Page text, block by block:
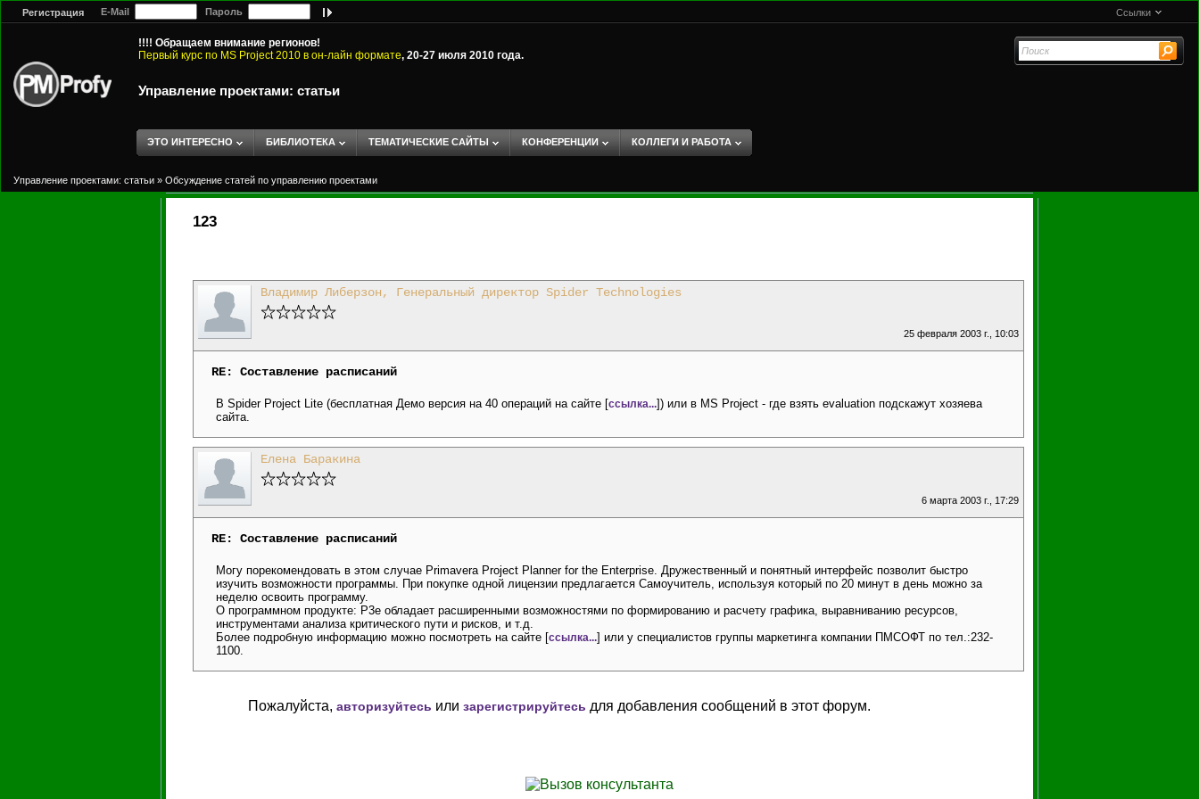
Регистрация E-Mail Пароль Ссылки
!!!! Обращаем внимание регионов!
Первый курс по MS Project 2010 в он-лайн формате, 20-27 июля 2010 года.
Управление проектами: статьи
ЭТО ИНТЕРЕСНО БИБЛИОТЕКА ТЕМАТИЧЕСКИЕ САЙТЫ КОНФЕРЕНЦИИ КОЛЛЕГИ И РАБОТА
Управление проектами: статьи » Обсуждение статей по управлению проектами
123
Владимир Либерзон, Генеральный директор Spider Technologies
25 февраля 2003 г., 10:03
RE: Составление расписаний
В Spider Project Lite (бесплатная Демо версия на 40 операций на сайте [ссылка...]) или в MS Project - где взять evaluation подскажут хозяева
сайта.
Елена Баракина
6 марта 2003 г., 17:29
RE: Составление расписаний
Могу порекомендовать в этом случае Primavera Project Planner for the Enterprise. Дружественный и понятный интерфейс позволит быстро
изучить возможности программы. При покупке одной лицензии предлагается Самоучитель, используя который по 20 минут в день можно за
неделю освоить программу.
О программном продукте: Р3е обладает расширенными возможностями по формированию и расчету графика, выравниванию ресурсов,
инструментами анализа критического пути и рисков, и т.д.
Более подробную информацию можно посмотреть на сайте [ссылка...] или у специалистов группы маркетинга компании ПМСОФТ по тел.:232-
1100.
Пожалуйста, авторизуйтесь или зарегистрируйтесь для добавления сообщений в этот форум.